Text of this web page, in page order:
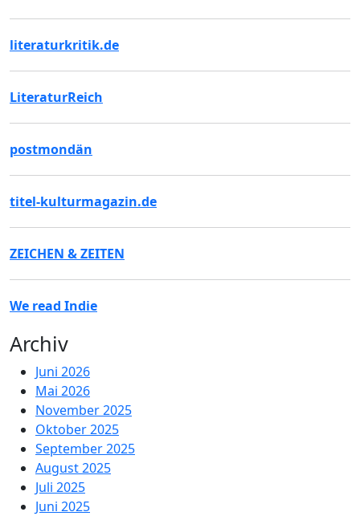
literaturkritik.de
LiteraturReich
postmondän
titel-kulturmagazin.de
ZEICHEN & ZEITEN
We read Indie
Archiv
Juni 2026
Mai 2026
November 2025
Oktober 2025
September 2025
August 2025
Juli 2025
Juni 2025